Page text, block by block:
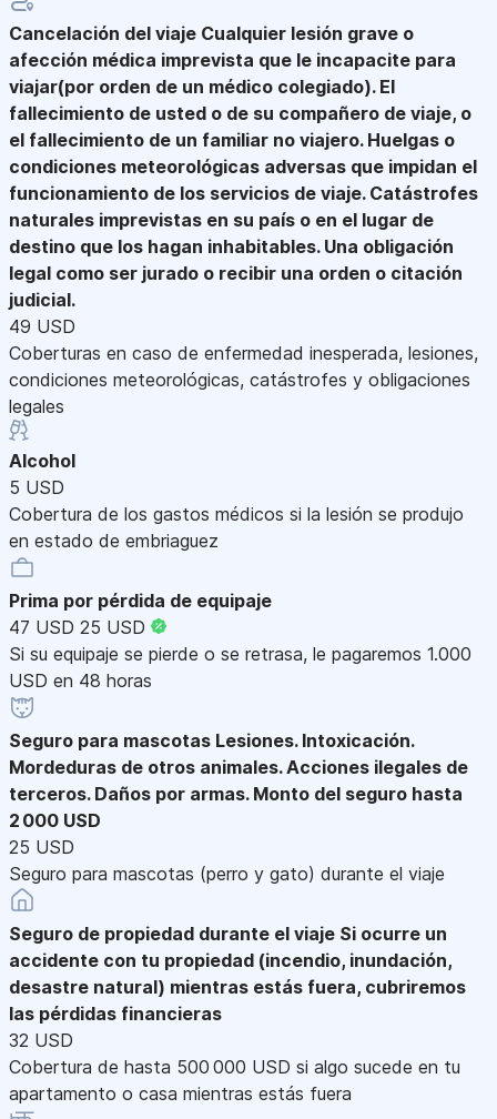
Cancelación del viaje Cualquier lesión grave o
afección médica imprevista que le incapacite para
viajar(por orden de un médico colegiado). El
fallecimiento de usted o de su compañero de viaje, o
el fallecimiento de un familiar no viajero. Huelgas o
condiciones meteorológicas adversas que impidan el
funcionamiento de los servicios de viaje. Catástrofes
naturales imprevistas en su país o en el lugar de
destino que los hagan inhabitables. Una obligación
legal como ser jurado o recibir una orden o citación
judicial.
49 USD
Coberturas en caso de enfermedad inesperada, lesiones,
condiciones meteorológicas, catástrofes y obligaciones
legales
Alcohol
5 USD
Cobertura de los gastos médicos si la lesión se produjo
en estado de embriaguez
Prima por pérdida de equipaje
47 USD 25 USD
Si su equipaje se pierde o se retrasa, le pagaremos 1.000
USD en 48 horas
Seguro para mascotas Lesiones. Intoxicación.
Mordeduras de otros animales. Acciones ilegales de
terceros. Daños por armas. Monto del seguro hasta
2 000 USD
25 USD
Seguro para mascotas (perro y gato) durante el viaje
Seguro de propiedad durante el viaje Si ocurre un
accidente con tu propiedad (incendio, inundación,
desastre natural) mientras estás fuera, cubriremos
las pérdidas financieras
32 USD
Cobertura de hasta 500 000 USD si algo sucede en tu
apartamento o casa mientras estás fuera